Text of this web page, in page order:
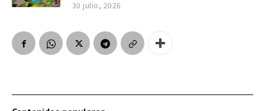
30 julio, 2026